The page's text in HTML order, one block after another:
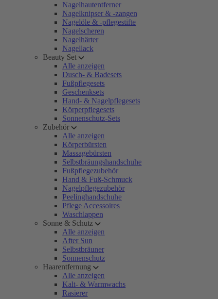
Nagelhautentferner
Nagelknipser & -zangen
Nagelöle & -pflegestifte
Nagelscheren
Nagelhärter
Nagellack
Beauty Set
Alle anzeigen
Dusch- & Badesets
Fußpflegesets
Geschenksets
Hand- & Nagelpflegesets
Körperpflegesets
Sonnenschutz-Sets
Zubehör
Alle anzeigen
Körperbürsten
Massagebürsten
Selbstbräungshandschuhe
Fußpflegezubehör
Hand & Fuß-Schmuck
Nagelpflegezubehör
Peelinghandschuhe
Pflege Accessoires
Waschlappen
Sonne & Schutz
Alle anzeigen
After Sun
Selbstbräuner
Sonnenschutz
Haarentfernung
Alle anzeigen
Kalt- & Warmwachs
Rasierer